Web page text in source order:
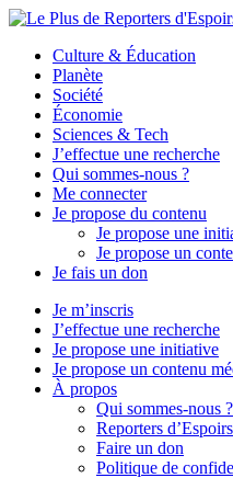
Culture & Éducation
Planète
Société
Économie
Sciences & Tech
J’effectue une recherche
Qui sommes-nous ?
Me connecter
Je propose du contenu
Je propose une
Je propose un
Je fais un don
Je m’inscris
J’effectue une recherche
Je propose une initiative
Je propose un contenu
À propos
Qui sommes-nous ?
Reporters d’Espoirs
Faire un don
Politique de